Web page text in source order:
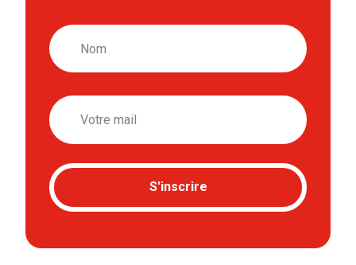
Nom
Email
S'inscrire